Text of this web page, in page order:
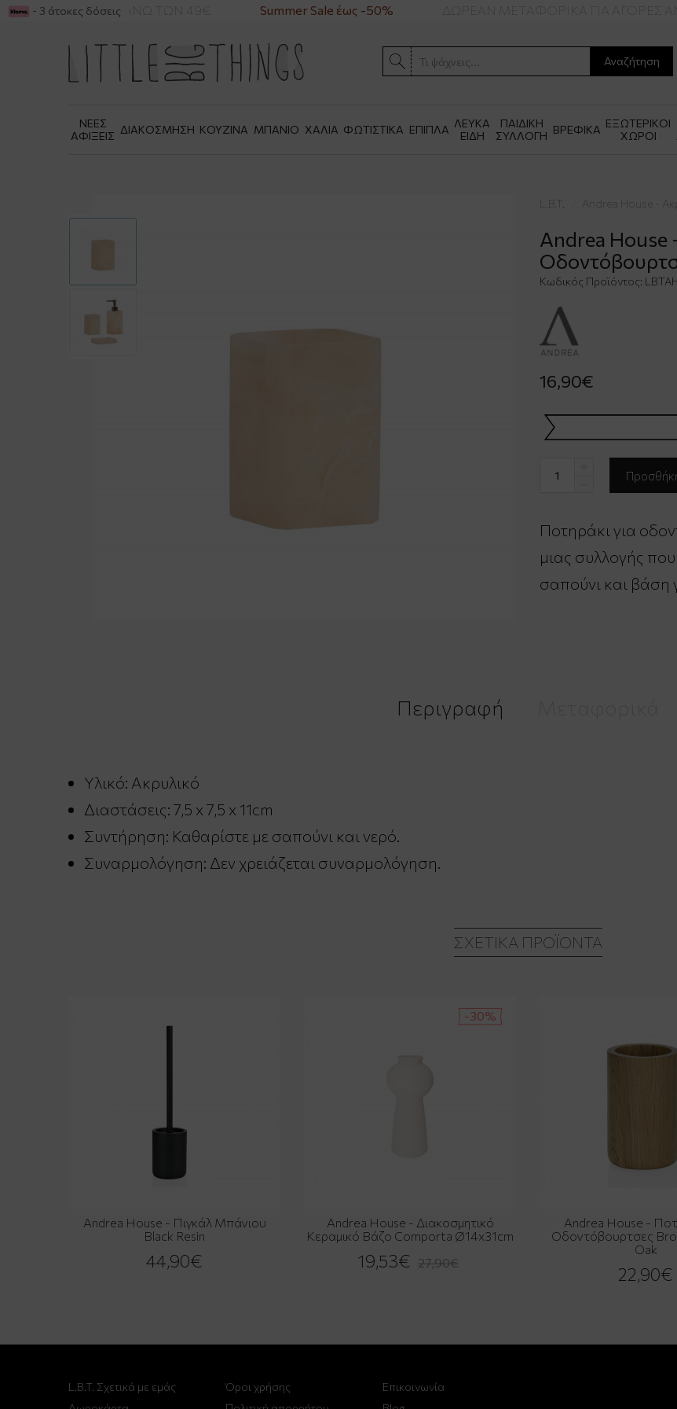
ΓΙΑ ΑΓΟΡΕΣ ΑΝΩ ΤΩΝ 49€ Summer Sale έως -50% ΔΩΡΕΑΝ ΜΕΤΑΦΟΡΙΚΑ ΓΙΑ ΑΓΟΡΕΣ
- 3 άτοκες δόσεις
Αναζήτηση
ΝΕΕΣ
ΑΦΙΞΕΙΣ ΔΙΑΚΟΣΜΗΣΗ ΚΟΥΖΙΝΑ ΜΠΑΝΙΟ ΧΑΛΙΑ ΦΩΤΙΣΤΙΚΑ ΕΠΙΠΛΑ ΛΕΥΚΑ
ΕΙΔΗ
ΠΑΙΔΙΚΗ
ΣΥΛΛΟΓΗ ΒΡΕΦΙΚΑ ΕΞΩΤΕΡΙΚΟΙ
ΧΩΡΟΙ
L.B.T. Andrea House -
Andrea House
Κωδικός Προϊόντος:
16,90€
Ποτηράκι για
μιας συλλογής
σαπούνι και βάση
Περιγραφή
Υλικό: Ακρυλικό
Διαστάσεις: 7,5 x 7,5 x 11cm
Συντήρηση: Καθαρίστε με σαπούνι και νερό.
Συναρμολόγηση: Δεν χρειάζεται συναρμολόγηση.
ΣΧΕΤΙΚΆ ΠΡΟΪΌΝΤΑ
Andrea House - Πιγκάλ Μπάνιου
Black Resin
44,90€
-30%
Andrea House - Διακοσμητικό
Κεραμικό Βάζο Comporta Ø14x31cm
19,53€ 27,90€
Andrea House -
Οδοντόβουρτσες
Oak
22,90€
L.B.T. Σχετικά με εμάς
Όροι χρήσης
Επικοινωνία